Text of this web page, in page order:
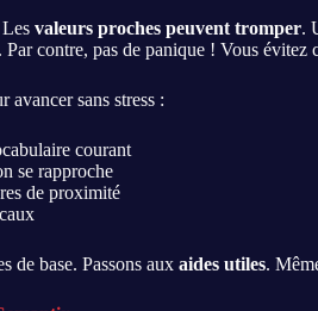
valeurs proches peuvent tromper.
contre, pas de panique ! Vous évitez
avancer sans stress :
courant
se rapproche
de proximité
de base. Passons aux aides utiles.